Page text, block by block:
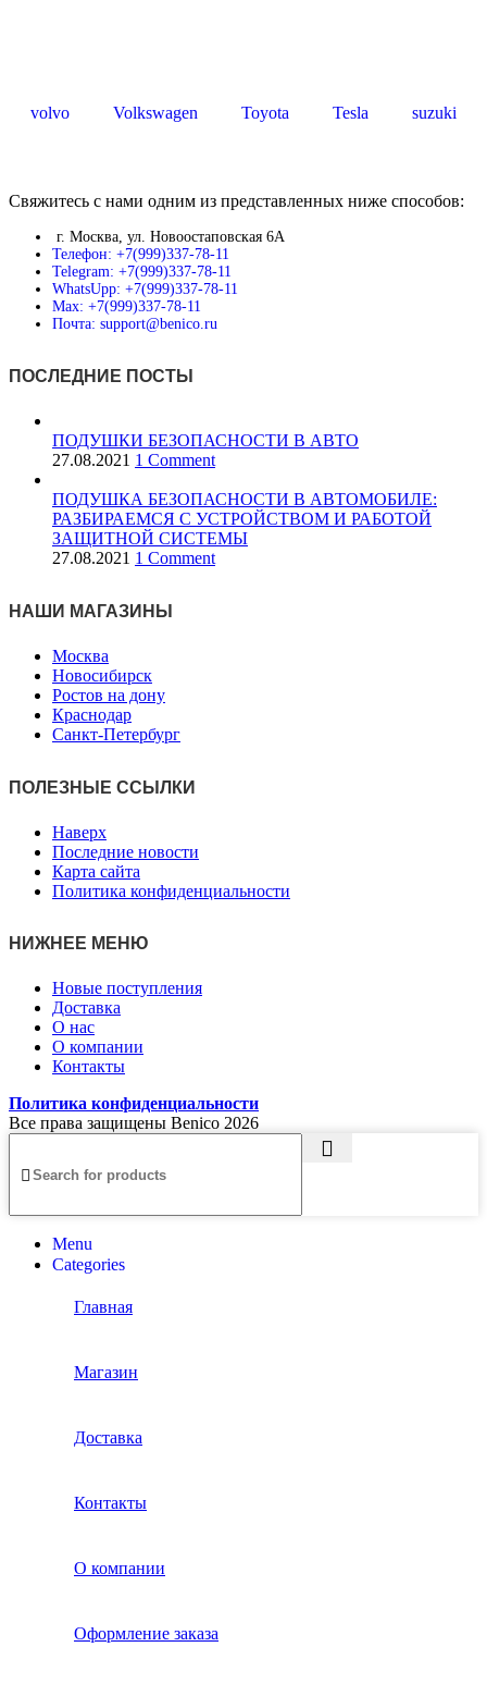
volvo Volkswagen Toyota Tesla suzuki
Свяжитесь с нами одним из представленных ниже способов:
г. Москва, ул. Новоостаповская 6А
Телефон: +7(999)337-78-11
Telegram: +7(999)337-78-11
WhatsUpp: +7(999)337-78-11
Max: +7(999)337-78-11
Почта: support@benico.ru
ПОСЛЕДНИЕ ПОСТЫ
ПОДУШКИ БЕЗОПАСНОСТИ В АВТО
27.08.2021 1 Comment
ПОДУШКА БЕЗОПАСНОСТИ В АВТОМОБИЛЕ:
РАЗБИРАЕМСЯ С УСТРОЙСТВОМ И РАБОТОЙ
ЗАЩИТНОЙ СИСТЕМЫ
27.08.2021 1 Comment
НАШИ МАГАЗИНЫ
Москва
Новосибирск
Ростов на дону
Краснодар
Санкт-Петербург
ПОЛЕЗНЫЕ ССЫЛКИ
Наверх
Последние новости
Карта сайта
Политика конфиденциальности
НИЖНЕЕ МЕНЮ
Новые поступления
Доставка
О нас
О компании
Контакты
Политика конфиденциальности
Все права защищены Benico 2026
Menu
Categories
Главная
Магазин
Доставка
Контакты
О компании
Оформление заказа